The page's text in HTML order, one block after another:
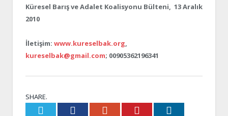
Küresel Barış ve Adalet Koalisyonu Bülteni, 13 Aralık
2010
İletişim: www.kureselbak.org,
kureselbak@gmail.com; 00905362196341
SHARE.
Twitter Facebook Google+ Pinterest